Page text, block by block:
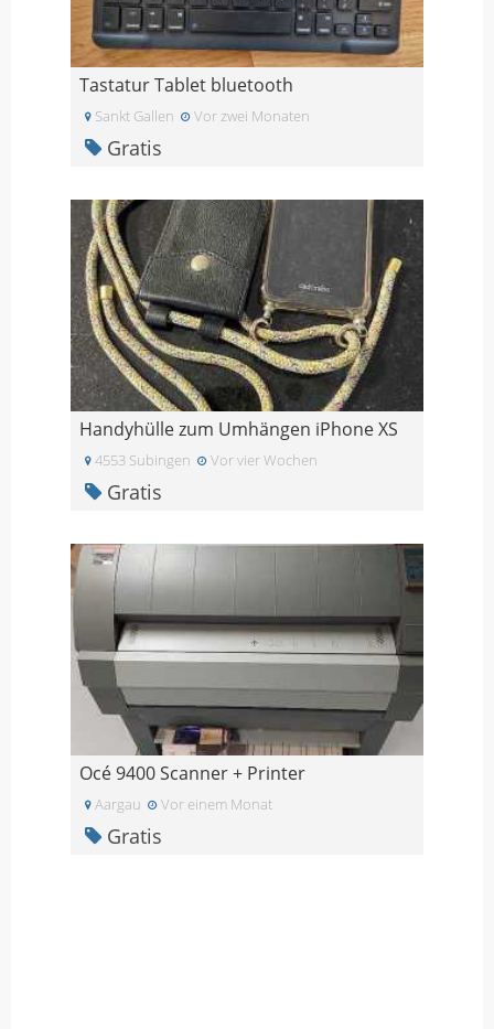
Tastatur Tablet bluetooth
Sankt Gallen Vor zwei Monaten
Gratis
Handyhülle zum Umhängen iPhone XS
4553 Subingen Vor vier Wochen
Gratis
Océ 9400 Scanner + Printer
Aargau Vor einem Monat
Gratis